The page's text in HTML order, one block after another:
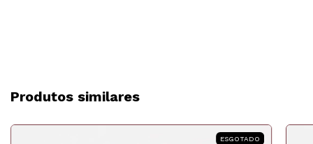
Produtos similares
ESGOTADO